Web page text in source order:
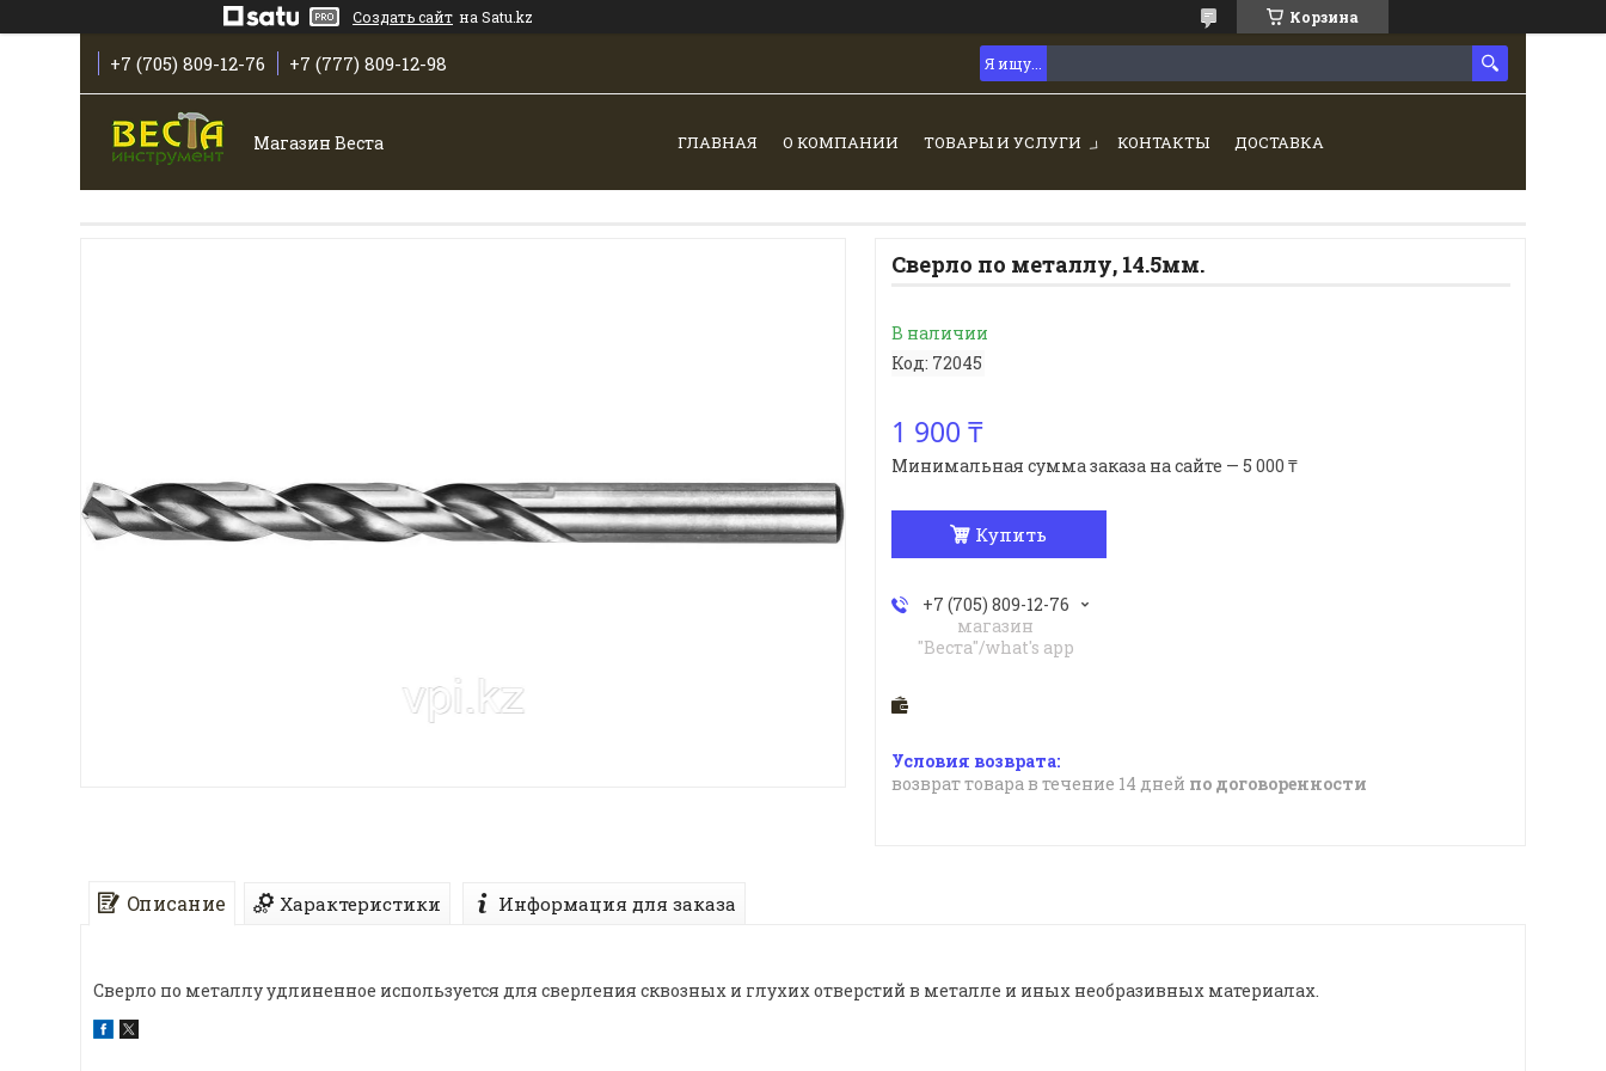
Создать сайт на Satu.kz Корзина
+7 (705) 809-12-76 +7 (777) 809-12-98
Магазин Веста ГЛАВНАЯ О КОМПАНИИ ТОВАРЫ И УСЛУГИ КОНТАКТЫ ДОСТАВКА
Сверло по металлу, 14.5мм.
В наличии
Код: 72045
1 900 ₸
Минимальная сумма заказа на сайте — 5 000 ₸
Купить
+7 (705) 809-12-76
магазин
"Веста"/what's app
возврат товара в течение 14 дней по договоренности
Описание Характеристики Информация для заказа
Сверло по металлу удлиненное используется для сверления сквозных и глухих отверстий в металле и иных необразивных материалах.